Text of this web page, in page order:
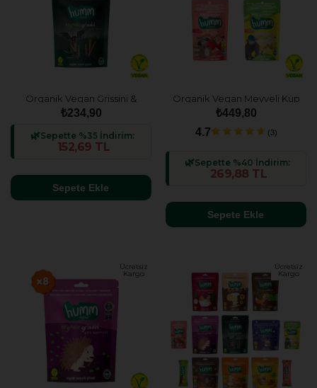
Organik Vegan Grissini &
Yulaf Bar Atıştırmalık Paketi -
₺234,90
Sepette %35 İndirim:
152,69 TL
Sepete Ekle
Organik Vegan Meyveli Küp
& Yulaf Bar Atıştırmalık Paketi
- 4 adet (4 çeşit)
₺449,80
4.7
(3)
Sepette %40 İndirim:
269,88 TL
Sepete Ekle
Ücretsiz
Kargo
Ücretsiz
Kargo